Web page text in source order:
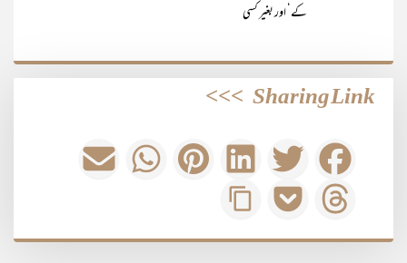
کے‘ اور بغیر کسی
Sharing Link
>>>